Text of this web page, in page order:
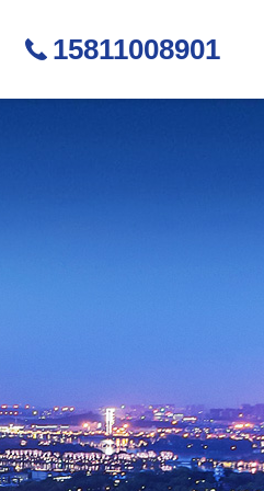
15811008901